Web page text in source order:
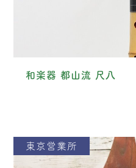
和楽器 都山流 尺八
東京営業所